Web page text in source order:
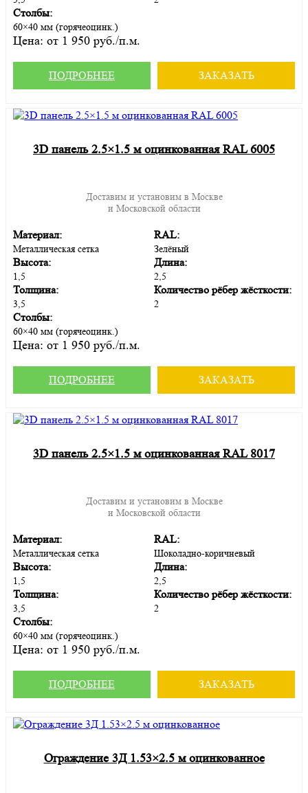
Столбы:
60×40 мм (горячеоцинк.)
Цена: от 1 950 руб./п.м.
ПОДРОБНЕЕ ЗАКАЗАТЬ
3D панель 2.5×1.5 м оцинкованная RAL 6005
Доставим и установим в Москве
и Московской области
Материал:
Металлическая сетка
RAL:
Зелёный
Высота:
1,5
Длина:
2,5
Толщина:
3,5
Количество рёбер жёсткости:
2
Столбы:
60×40 мм (горячеоцинк.)
Цена: от 1 950 руб./п.м.
ПОДРОБНЕЕ ЗАКАЗАТЬ
3D панель 2.5×1.5 м оцинкованная RAL 8017
Доставим и установим в Москве
и Московской области
Материал:
Металлическая сетка
RAL:
Шоколадно-коричневый
Высота:
1,5
Длина:
2,5
Толщина:
3,5
Количество рёбер жёсткости:
2
Столбы:
60×40 мм (горячеоцинк.)
Цена: от 1 950 руб./п.м.
ПОДРОБНЕЕ ЗАКАЗАТЬ
Ограждение 3Д 1.53×2.5 м оцинкованное